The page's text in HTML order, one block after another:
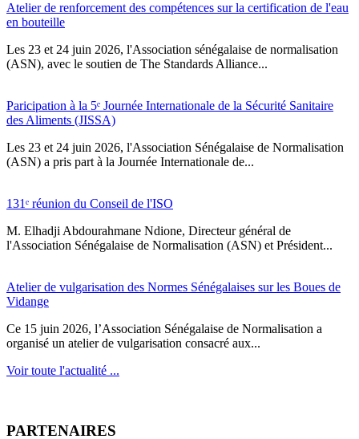
Atelier de renforcement des compétences sur la certification de l'eau
en bouteille
Les 23 et 24 juin 2026, l'Association sénégalaise de normalisation
(ASN), avec le soutien de The Standards Alliance...
Paricipation à la 5ᵉ Journée Internationale de la Sécurité Sanitaire
des Aliments (JISSA)
‎Les 23 et 24 juin 2026, l'Association Sénégalaise de Normalisation
(ASN) a pris part à la Journée Internationale de...
131ᵉ réunion du Conseil de l'ISO
M. Elhadji Abdourahmane Ndione, Directeur général de
l'Association Sénégalaise de Normalisation (ASN) et Président...
Atelier de vulgarisation des Normes Sénégalaises sur les Boues de
Vidange
Ce 15 juin 2026, l’Association Sénégalaise de Normalisation a
organisé un atelier de vulgarisation consacré aux...
Voir toute l'actualité ...
PARTENAIRES